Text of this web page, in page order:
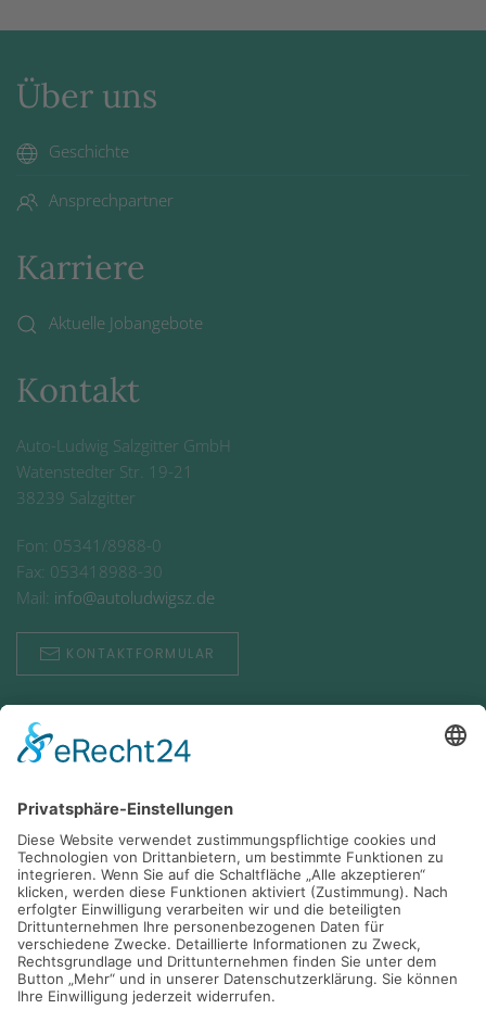
Über uns
Geschichte
Ansprechpartner
Karriere
Aktuelle Jobangebote
Kontakt
Auto-Ludwig Salzgitter GmbH
Watenstedter Str. 19-21
38239 Salzgitter
Fon: 05341/8988-0
Fax: 053418988-30
Mail: info@autoludwigsz.de
KONTAKTFORMULAR
Öffnungszeiten
06:15 Uhr - 18:00 Uhr (Mo-Fr)
Service: 05341/89880
06:15 Uhr - 18:00 Uhr (Mo-Fr)
Teiledienst: 05341/898819
07:00 Uhr - 18:00 Uhr (Mo-Fr)